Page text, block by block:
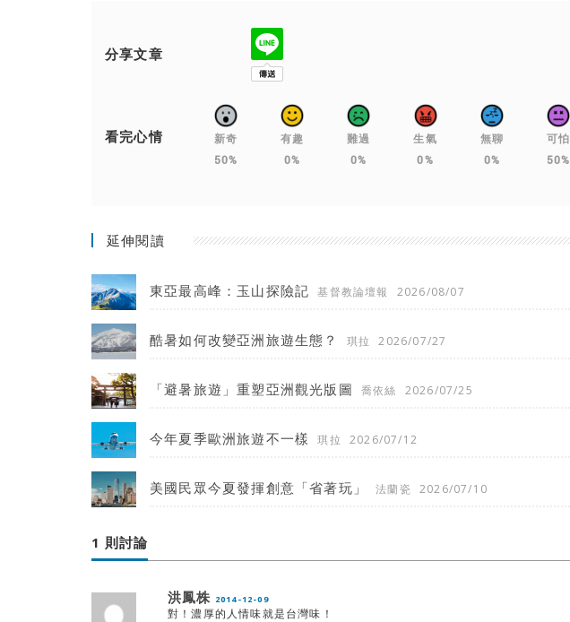
分享文章
看完心情
新奇
50%
有趣
0%
難過
0%
生氣
0%
無聊
0%
可怕
50%
延伸閱讀
東亞最高峰：玉山探險記 基督教論壇報 2026/08/07
酷暑如何改變亞洲旅遊生態？ 琪拉 2026/07/27
「避暑旅遊」重塑亞洲觀光版圖 喬依絲 2026/07/25
今年夏季歐洲旅遊不一樣 琪拉 2026/07/12
美國民眾今夏發揮創意「省著玩」 法蘭瓷 2026/07/10
1 則討論
洪鳳株 2014-12-09
對！濃厚的人情味就是台灣味！